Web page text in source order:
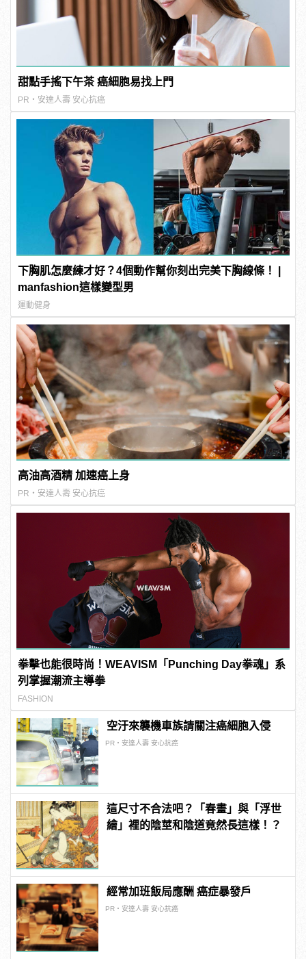
甜點手搖下午茶 癌細胞易找上門
PR・安達人壽 安心抗癌
下胸肌怎麼練才好？4個動作幫你刻出完美下胸線條！ |
manfashion這樣變型男
運動健身
高油高酒精 加速癌上身
PR・安達人壽 安心抗癌
拳擊也能很時尚！WEAVISM「Punching Day拳魂」系
列掌握潮流主導拳
FASHION
空汙來襲機車族請關注癌細胞入侵
PR・安達人壽 安心抗癌
這尺寸不合法吧？「春畫」與「浮世
繪」裡的陰莖和陰道竟然長這樣！？
經常加班飯局應酬 癌症暴發戶
PR・安達人壽 安心抗癌